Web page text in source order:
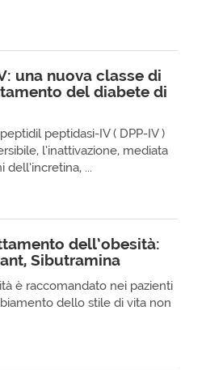
una nuova classe di
del diabete di
peptidasi-IV ( DPP-IV )
l’inattivazione, mediata
...
dell’obesità:
Sibutramina
è raccomandato nei pazienti
dello stile di vita non